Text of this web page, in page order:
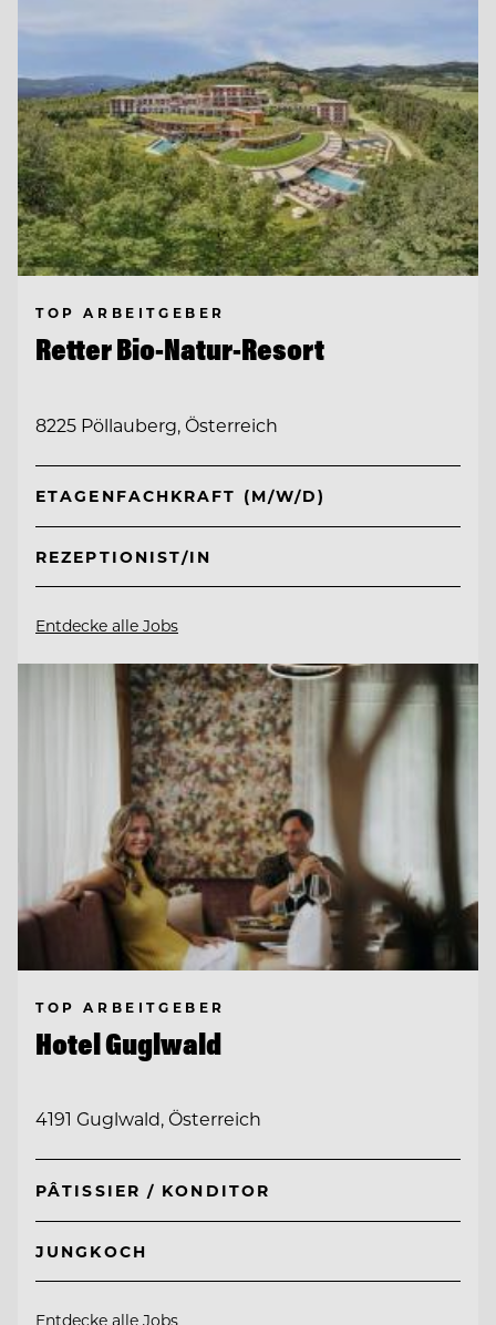
TOP ARBEITGEBER
Retter Bio-Natur-Resort
8225 Pöllauberg, Österreich
ETAGENFACHKRAFT (M/W/D)
REZEPTIONIST/IN
Entdecke alle Jobs
TOP ARBEITGEBER
Hotel Guglwald
4191 Guglwald, Österreich
PÂTISSIER / KONDITOR
JUNGKOCH
Entdecke alle Jobs